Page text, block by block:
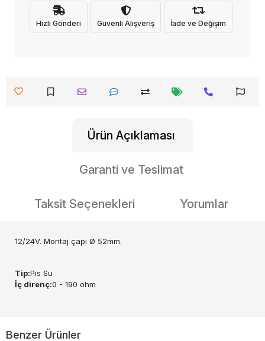
Hızlı Gönderi Güvenli Alışveriş İade ve Değişim
Ürün Açıklaması
Garanti ve Teslimat
Taksit Seçenekleri Yorumlar
12/24V. Montaj çapı Ø 52mm.
Tip:Pis Su
İç direnç:0 - 190 ohm
Benzer Ürünler